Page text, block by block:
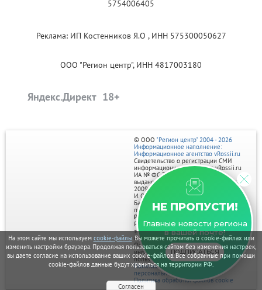
На этом сайте мы используем cookie-файлы. Вы можете прочитать о cookie-файлах или
изменить настройки браузера. Продолжая пользоваться сайтом без изменения настроек,
вы даете согласие на использование ваших cookie-файлов. Все собранные при помощи
cookie-файлов данные будут храниться на территории РФ.
Согласен
5754006405
Реклама: ИП Костенников Я.О , ИНН 575300050627
ООО "Регион центр", ИНН 4817003180
Яндекс.Директ
НЕ ПРОПУСТИ!
Главные новости региона
в вашей почте!
ПОДПИСАТЬСЯ
© ООО "Регион центр" 2004 - 2026
Информационное наполнение:
Информационное агентство vRossii.ru
Свидетельство о регистрации СМИ
информационного агентства vRossii.ru
ИА № ФС 77‑35502
выдано РОСКОМНАДЗОРом 04 марта
2009г.
И. О. Главного редактора Нарыков А. Н.
Баннеры на портале размещаются на
правах рекламы.
Реклама на портале:
Рекламное агентство "Умный маркетинг"
тел. 7-910-267-70-40,
email: umnyy.marketing@yandex.ru
Отдельные публикации могут содержать
информацию, не предназначенную для
пользователей до 18 лет.
Политика в отношении обработки
персональных данных
Политика обработки файлов cookie